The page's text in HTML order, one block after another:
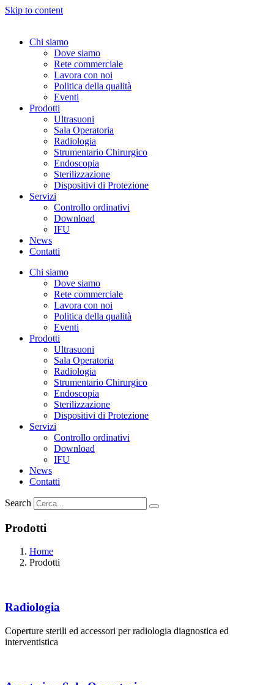
Skip to content
Chi siamo
Dove siamo
Rete commerciale
Lavora con noi
Politica della qualità
Eventi
Prodotti
Ultrasuoni
Sala Operatoria
Radiologia
Strumentario Chirurgico
Endoscopia
Sterilizzazione
Dispositivi di Protezione
Servizi
Controllo ordinativi
Download
IFU
News
Contatti
Chi siamo
Dove siamo
Rete commerciale
Lavora con noi
Politica della qualità
Eventi
Prodotti
Ultrasuoni
Sala Operatoria
Radiologia
Strumentario Chirurgico
Endoscopia
Sterilizzazione
Dispositivi di Protezione
Servizi
Controllo ordinativi
Download
IFU
News
Contatti
Search
Prodotti
Home
Prodotti
Radiologia
Coperture sterili ed accessori per radiologia diagnostica ed
interventistica